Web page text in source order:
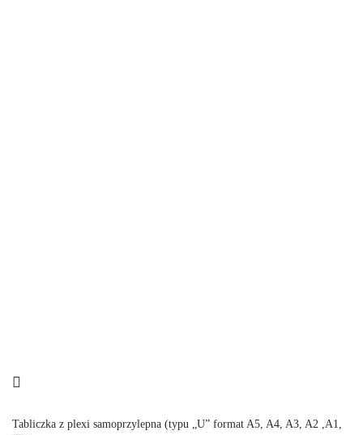
Tabliczka z plexi samoprzylepna (typu „U” format A5, A4, A3, A2 ,A1,